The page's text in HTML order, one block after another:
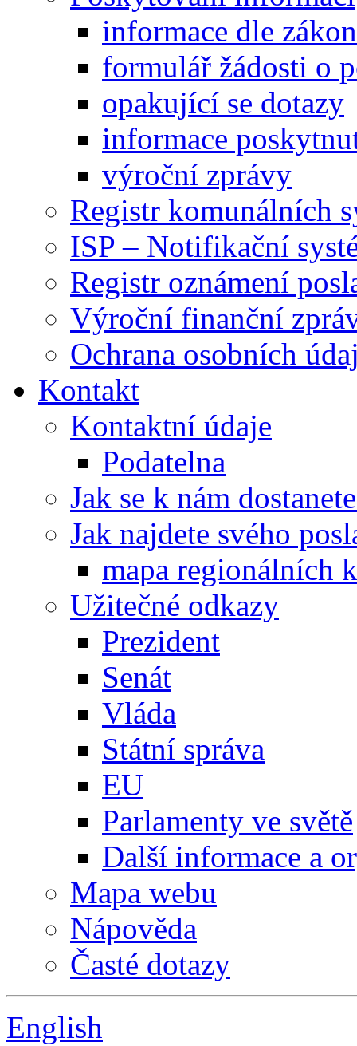
informace dle
formulář žádosti o
opakující se dotazy
informace
výroční zprávy
Registr komunálních
ISP – Notifikační
Registr oznámení
Výroční finanční
Ochrana osobních
Kontakt
Kontaktní údaje
Podatelna
Jak se k nám
Jak najdete svého
mapa regionálních
Užitečné odkazy
Prezident
Senát
Vláda
Státní správa
EU
Parlamenty ve světě
Další informace a
Mapa webu
Nápověda
Časté dotazy
English